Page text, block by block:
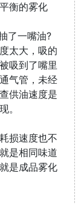
衡的雾化
了一嘴油?
太大，吸的
吸到了嘴里
气管，未经
供油速度是
。
损速度也不
是相同味道
是成品雾化